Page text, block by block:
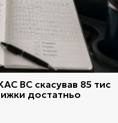
ВС скасував 85 тис
достатньо